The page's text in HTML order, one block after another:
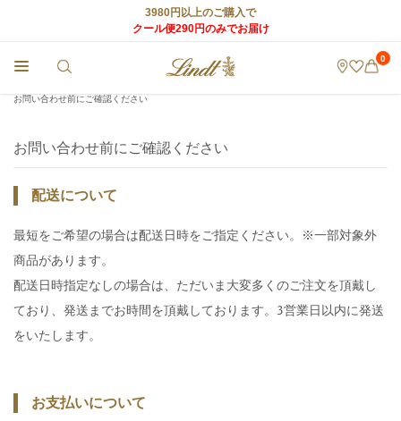
3980円以上のご購入で
クール便290円のみでお届け
0
お問い合わせ前にご確認ください
お問い合わせ前にご確認ください
配送について
最短をご希望の場合は配送日時をご指定ください。※一部対象外
商品があります。
配送日時指定なしの場合は、ただいま大変多くのご注文を頂戴し
ており、発送までお時間を頂戴しております。3営業日以内に発送
をいたします。
お支払いについて